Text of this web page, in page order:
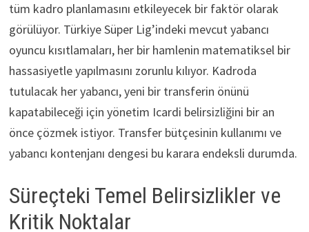
tüm kadro planlamasını etkileyecek bir faktör olarak
görülüyor. Türkiye Süper Lig’indeki mevcut yabancı
oyuncu kısıtlamaları, her bir hamlenin matematiksel bir
hassasiyetle yapılmasını zorunlu kılıyor. Kadroda
tutulacak her yabancı, yeni bir transferin önünü
kapatabileceği için yönetim Icardi belirsizliğini bir an
önce çözmek istiyor. Transfer bütçesinin kullanımı ve
yabancı kontenjanı dengesi bu karara endeksli durumda.
Süreçteki Temel Belirsizlikler ve
Kritik Noktalar